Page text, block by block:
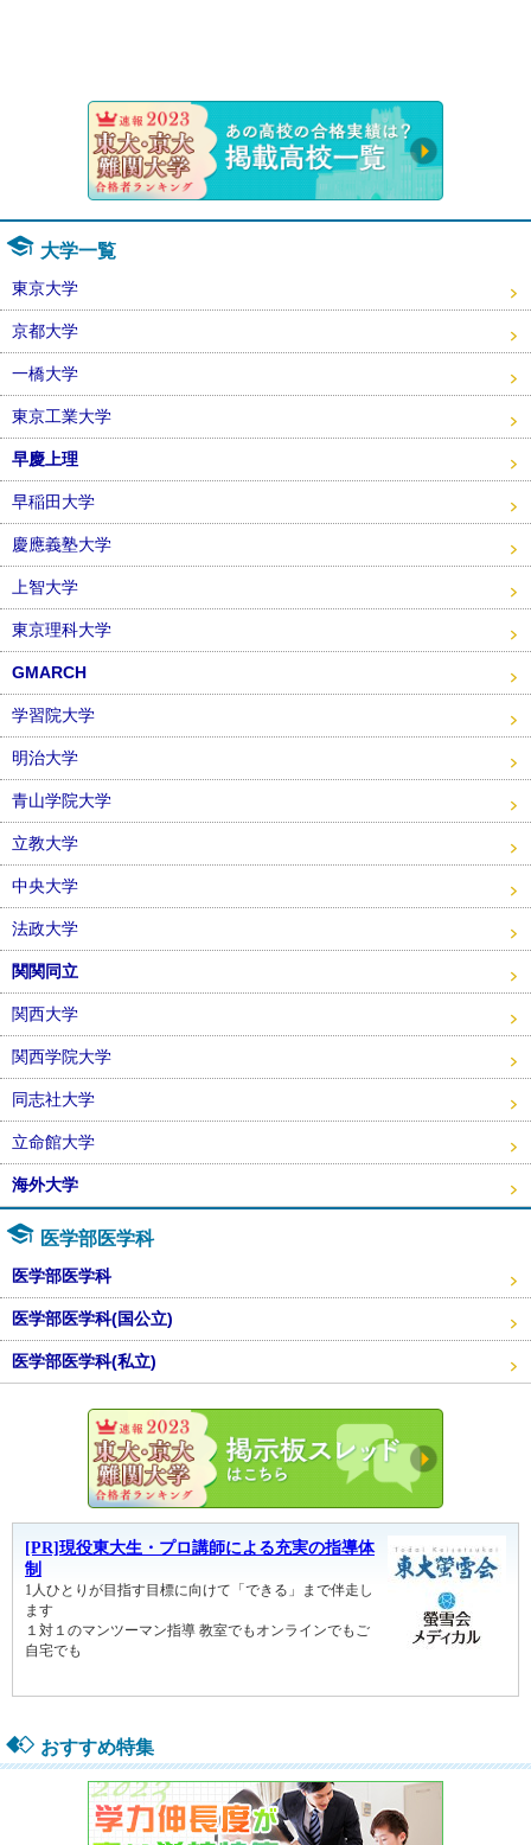
大学一覧
東京大学
京都大学
一橋大学
東京工業大学
早慶上理
早稲田大学
慶應義塾大学
上智大学
東京理科大学
GMARCH
学習院大学
明治大学
青山学院大学
立教大学
中央大学
法政大学
関関同立
関西大学
関西学院大学
同志社大学
立命館大学
海外大学
医学部医学科
医学部医学科
医学部医学科(国公立)
医学部医学科(私立)
おすすめ特集